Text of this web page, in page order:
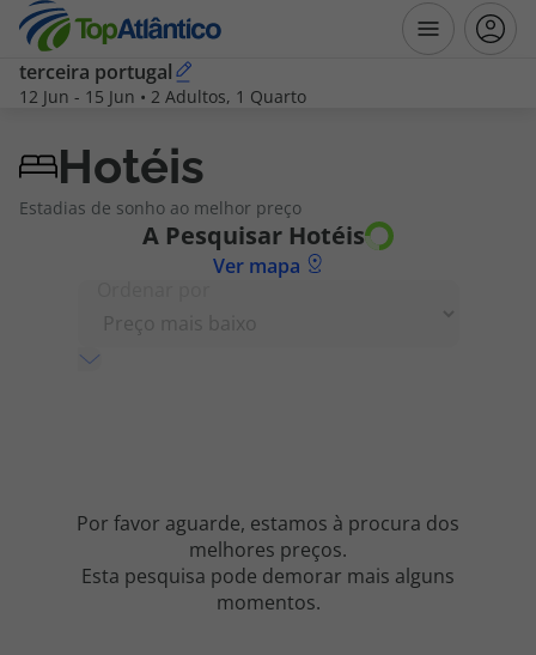
Destinos
Voos
Voos + Hotel
Escapadinhas
Cruzeiros
terceira portugal
12 Jun - 15 Jun • 2 Adultos, 1 Quarto
Hotéis
Estadias de sonho ao melhor preço
A Pesquisar Hotéis
Ver mapa
Por favor aguarde, estamos à procura dos
melhores preços.
Esta pesquisa pode demorar mais alguns
momentos.